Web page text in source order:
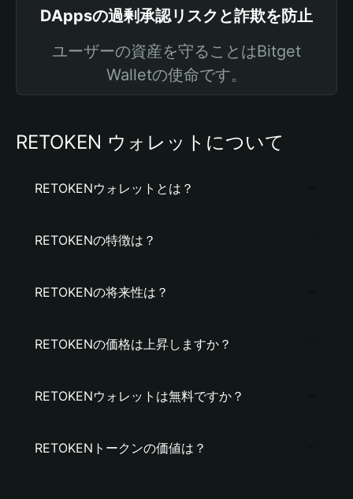
DAppsの過剰承認リスクと詐欺を防止
ユーザーの資産を守ることはBitget
Walletの使命です。
RETOKEN ウォレットについて
RETOKENウォレットとは？
RETOKENの特徴は？
RETOKENの将来性は？
RETOKENの価格は上昇しますか？
RETOKENウォレットは無料ですか？
RETOKENトークンの価値は？